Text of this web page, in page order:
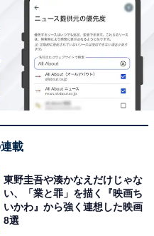
も暖かで好き」（40代男
は、雪景色とガス灯が織
ような幻想的な大正ロマ
温かい郷土料理、食べ歩
訪れることでノスタルジ
ママです
す。最新の内容をご確認
載
東野圭吾や湊かなえだけじゃな
い、「業と罪」を描く『映画ち
いかわ』から強く連想した映画
8選